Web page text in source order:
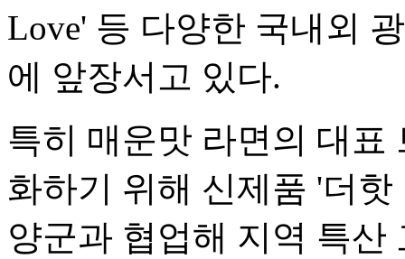
Love' 등 다양한 국내외
에 앞장서고 있다.
특히 매운맛 라면의 대표
화하기 위해 신제품 '더
양군과 협업해 지역 특산